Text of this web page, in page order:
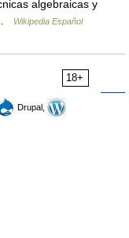
algebraicas y
Wikipedia Español
18+
Drupal,